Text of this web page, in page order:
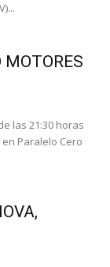
MOTORES
las 21:30 horas
Paralelo Cero